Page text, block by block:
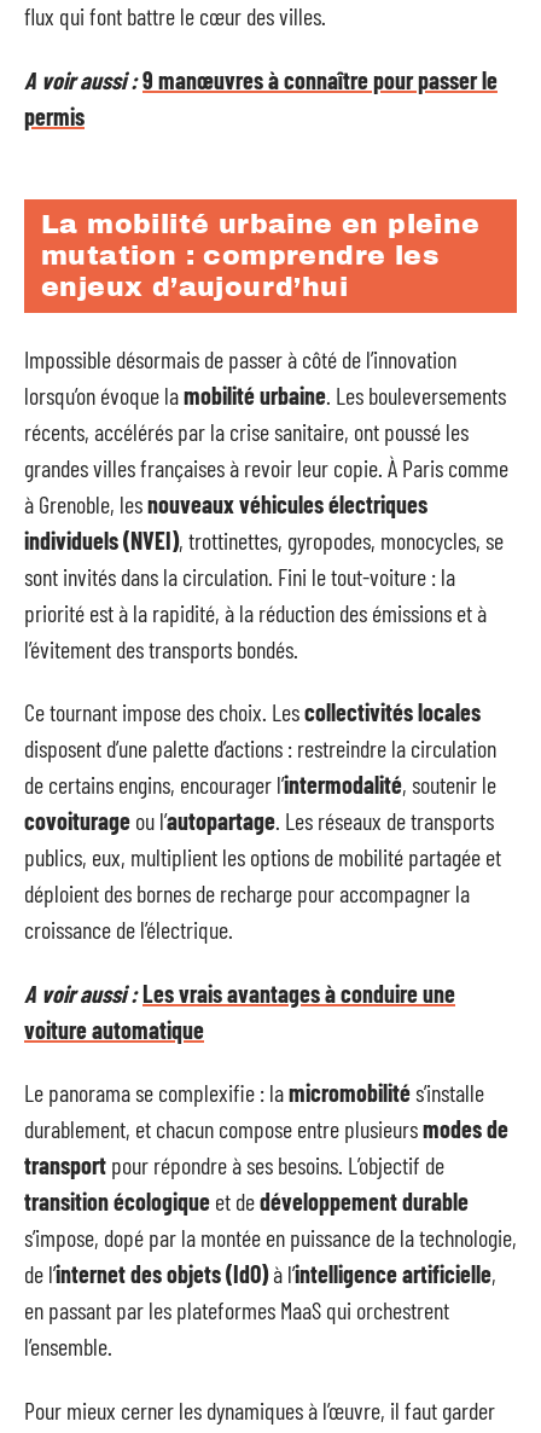
flux qui font battre le cœur des villes.
A voir aussi :9 manœuvres à connaître pour passer le
permis
La mobilité urbaine en pleine
mutation : comprendre les
enjeux d’aujourd’hui
Impossible désormais de passer à côté de l’innovation
lorsqu’on évoque lamobilité urbaine . Les bouleversements
récents, accélérés par la crise sanitaire, ont poussé les
grandes villes françaises à revoir leur copie. À Paris comme
à Grenoble, lesnouveaux véhicules électriques
individuels (NVEI), trottinettes, gyropodes, monocycles, se
sont invités dans la circulation. Fini le tout-voiture : la
priorité est à la rapidité, à la réduction des émissions et à
l’évitement des transports bondés.
Ce tournant impose des choix. Lescollectivités locales
disposent d’une palette d’actions : restreindre la circulation
de certains engins, encourager l’intermodalité, soutenir le
covoiturage ou l’autopartage. Les réseaux de transports
publics, eux, multiplient les options de mobilité partagée et
déploient des bornes de recharge pour accompagner la
croissance de l’électrique.
A voir aussi :Les vrais avantages à conduire une
voiture automatique
Le panorama se complexifie : lamicromobilités’installe
durablement, et chacun compose entre plusieursmodes de
transport pour répondre à ses besoins. L’objectif de
transition écologique et dedéveloppement durable
s’impose, dopé par la montée en puissance de la technologie,
de l’internet des objets (IdO)à l’intelligence artificielle,
en passant par les plateformes MaaS qui orchestrent
l’ensemble.
Pour mieux cerner les dynamiques à l’œuvre, il faut garder